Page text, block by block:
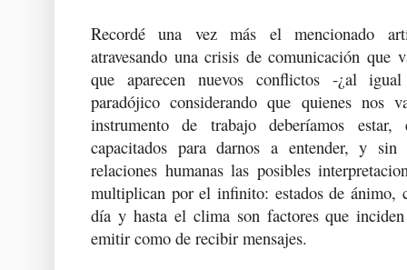
Recordé una vez más el mencionado
atravesando una crisis de comunicación que
que aparecen nuevos conflictos -¿al
paradójico considerando que quienes nos
instrumento de trabajo deberíamos estar,
capacitados para darnos a entender, y
relaciones humanas las posibles
multiplican por el infinito: estados de ánimo,
día y hasta el clima son factores que
emitir como de recibir mensajes.